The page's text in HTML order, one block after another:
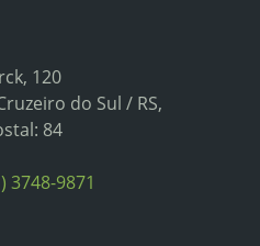
120
do Sul / RS,
84
3748-9871